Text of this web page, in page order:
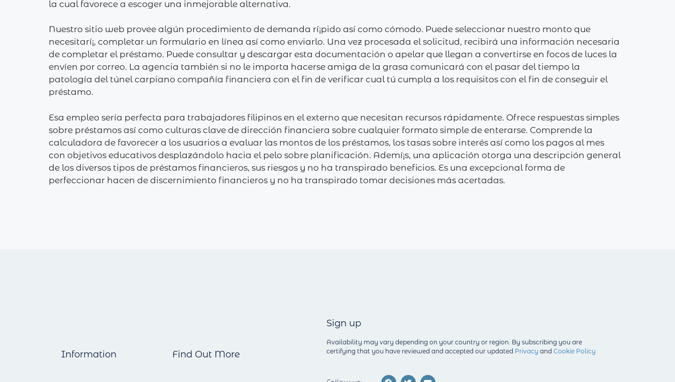
la cual favorece a escoger una inmejorable alternativa.
Nuestro sitio web provee algún procedimiento de demanda rí¡pido así­ como cómodo. Puede seleccionar nuestro monto que
necesitarí¡, completar un formulario en línea así­ como enviarlo. Una vez procesada el solicitud, recibirá una información necesaria
de completar el préstamo. Puede consultar y descargar esta documentación o apelar que llegan a convertirse en focos de luces la
envíen por correo. La agencia también si no le importa hacerse amiga de la grasa comunicará con el pasar del tiempo la
patologí­a del túnel carpiano compañía financiera con el fin de verificar cual tú cumpla a los requisitos con el fin de conseguir el
préstamo.
Esa empleo serí­a perfecta para trabajadores filipinos en el externo que necesitan recursos rápidamente. Ofrece respuestas simples
sobre préstamos así­ como culturas clave de dirección financiera sobre cualquier formato simple de enterarse. Comprende la
calculadora de favorecer a los usuarios a evaluar las montos de los préstamos, los tasas sobre interés así­ como los pagos al mes
con objetivos educativos desplazándolo hacia el pelo sobre planificación. Ademí¡s, una aplicación otorga una descripción general
de los diversos tipos de préstamos financieros, sus riesgos y no ha transpirado beneficios. Es una excepcional forma de
perfeccionar hacen de discernimiento financieros y no ha transpirado tomar decisiones más acertadas.
Information Find Out More
Sign up
Availability may vary depending on your country or region. By subscribing you are
certifying that you have reviewed and accepted our updated Privacy andCookie Policy